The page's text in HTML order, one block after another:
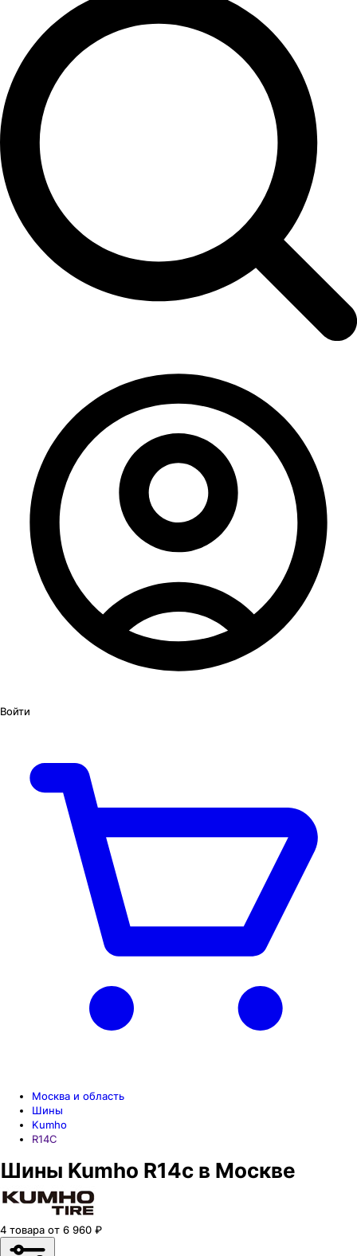
Войти
Москва и область
Шины
Kumho
R14C
Шины Kumho R14c в Москве
4 товара от 6 960 ₽